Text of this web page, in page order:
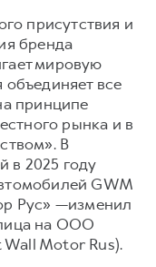
присутствия и
бренда
мировую
объединяет все
принципе
рынка и в
В
в 2025 году
GWM
Рус» —изменил
на ООО
Motor Rus).